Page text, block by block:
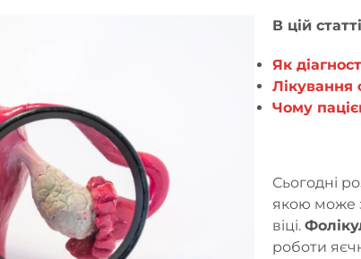
В цій
Як
Лікування
Чому
Сьогодні
якою може
віці.
роботи